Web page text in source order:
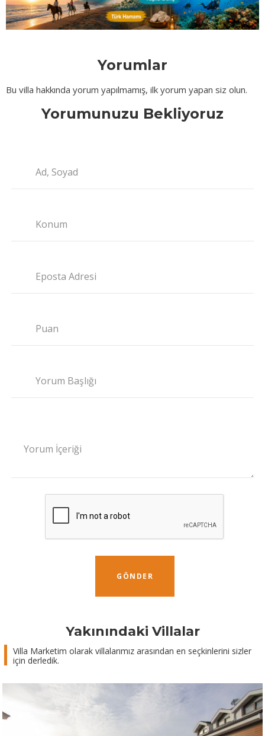
Yorumlar
Bu villa hakkında yorum yapılmamış, ilk yorum yapan siz olun.
Yorumunuzu Bekliyoruz
Ad, Soyad
Konum
Eposta Adresi
Puan
Yorum Başlığı
Yorum İçeriği
GÖNDER
Yakınındaki Villalar
Villa Marketim olarak villalarımız arasından en seçkinlerini sizler
için derledik.